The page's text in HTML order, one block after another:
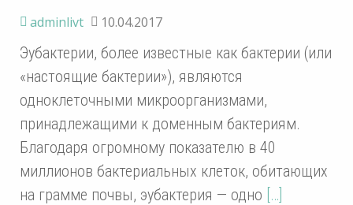
adminlivt 10.04.2017
Эубактерии, более известные как бактерии (или
«настоящие бактерии»), являются
одноклеточными микроорганизмами,
принадлежащими к доменным бактериям.
Благодаря огромному показателю в 40
миллионов бактериальных клеток, обитающих
на грамме почвы, эубактерия — одно […]